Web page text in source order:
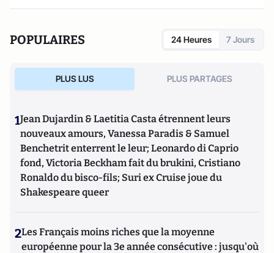
POPULAIRES 24 Heures 7 Jours
PLUS LUS PLUS PARTAGES
1Jean Dujardin & Laetitia Casta étrennent leurs
nouveaux amours, Vanessa Paradis & Samuel
Benchetrit enterrent le leur; Leonardo di Caprio
fond, Victoria Beckham fait du brukini, Cristiano
Ronaldo du bisco-fils; Suri ex Cruise joue du
Shakespeare queer
2Les Français moins riches que la moyenne
européenne pour la 3e année consécutive : jusqu'où